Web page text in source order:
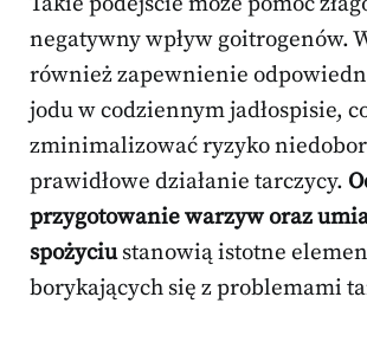
negatywny wpływ goitrogenów.
również zapewnienie
jodu w codziennym jadłospisie,
zminimalizować ryzyko
prawidłowe działanie tarczycy.
przygotowanie warzyw oraz
spożyciustanowią istotne
borykających się z problemami